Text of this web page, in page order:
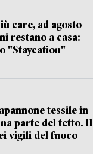
care, ad agosto
restano a casa:
"Staycation"
tessile in
parte del tetto. Il
vigili del fuoco